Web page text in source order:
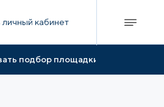
личный кабинет
подбор площадки